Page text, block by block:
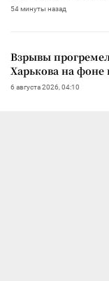
54 минуты назад
Взрывы
Харькова на фоне
6 августа 2026, 04:10